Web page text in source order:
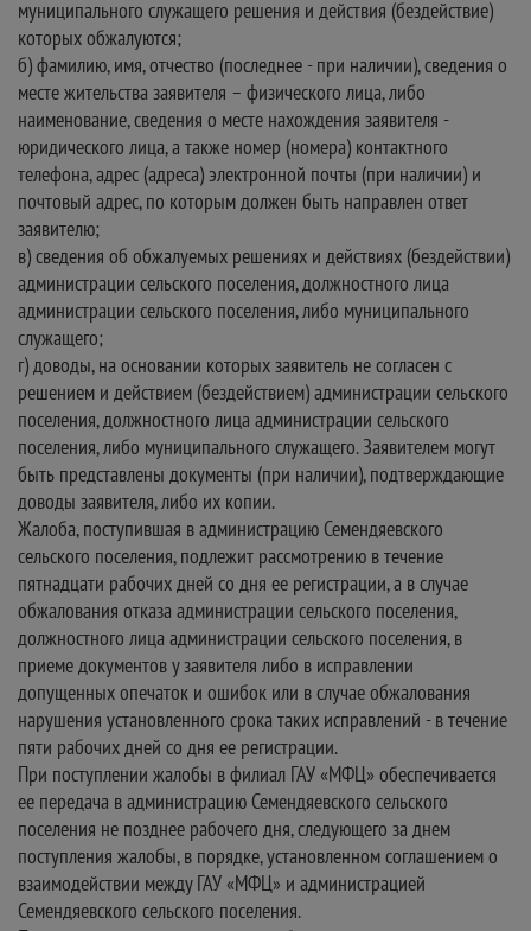
муниципального служащего решения и действия (бездействие)
которых обжалуются;
б) фамилию, имя, отчество (последнее - при наличии), сведения о
месте жительства заявителя – физического лица, либо
наименование, сведения о месте нахождения заявителя -
юридического лица, а также номер (номера) контактного
телефона, адрес (адреса) электронной почты (при наличии) и
почтовый адрес, по которым должен быть направлен ответ
заявителю;
в) сведения об обжалуемых решениях и действиях (бездействии)
администрации сельского поселения, должностного лица
администрации сельского поселения, либо муниципального
служащего;
г) доводы, на основании которых заявитель не согласен с
решением и действием (бездействием) администрации сельского
поселения, должностного лица администрации сельского
поселения, либо муниципального служащего. Заявителем могут
быть представлены документы (при наличии), подтверждающие
доводы заявителя, либо их копии.
Жалоба, поступившая в администрацию Семендяевского
сельского поселения, подлежит рассмотрению в течение
пятнадцати рабочих дней со дня ее регистрации, а в случае
обжалования отказа администрации сельского поселения,
должностного лица администрации сельского поселения, в
приеме документов у заявителя либо в исправлении
допущенных опечаток и ошибок или в случае обжалования
нарушения установленного срока таких исправлений - в течение
пяти рабочих дней со дня ее регистрации.
При поступлении жалобы в филиал ГАУ «МФЦ» обеспечивается
ее передача в администрацию Семендяевского сельского
поселения не позднее рабочего дня, следующего за днем
поступления жалобы, в порядке, установленном соглашением о
взаимодействии между ГАУ «МФЦ» и администрацией
Семендяевского сельского поселения.